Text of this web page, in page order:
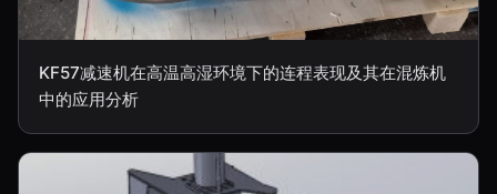
KF57减速机在高温高湿环境下的连程表现及其在混炼机
中的应用分析